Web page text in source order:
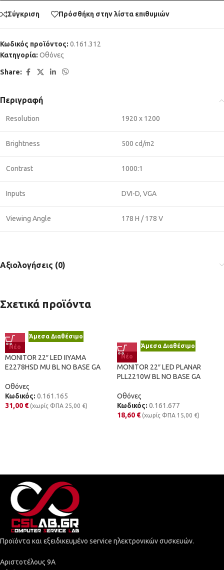
Σύγκριση Πρόσθήκη στην λίστα επιθυμιών
Κωδικός προϊόντος: 0.161.312
Κατηγορία: Οθόνες
Share:
Περιγραφή
Resolution 1920 x 1200
Brightness 500 cd/m2
Contrast 1000:1
Inputs DVI-D, VGA
Viewing Angle 178 H / 178 V
Αξιολογήσεις (0)
Σχετικά προϊόντα
Άμεσα Διαθέσιμο
Νέο
MONITOR 22″ LED IIYAMA
E2278HSD MU BL NO BASE GA
Οθόνες
Κωδικός: 0.161.165
31,00 € (χωρίς ΦΠΑ 25,00 €)
Άμεσα Διαθέσιμο
Νέο
MONITOR 22″ LED PLANAR
PLL2210W BL NO BASE GA
Οθόνες
Κωδικός: 0.161.677
18,60 € (χωρίς ΦΠΑ 15,00 €)
Προϊόντα και εξειδικευμένο service ηλεκτρονικών συσκευών.
Αριστοτέλους 9Α